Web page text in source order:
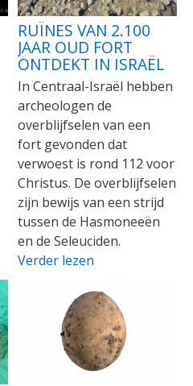
RUÏNES VAN 2.100
JAAR OUD FORT
ONTDEKT IN ISRAËL
In Centraal-Israël hebben
archeologen de
overblijfselen van een
fort gevonden dat
verwoest is rond 112 voor
Christus. De overblijfselen
zijn bewijs van een strijd
tussen de Hasmoneeën
en de Seleuciden.
Verder lezen